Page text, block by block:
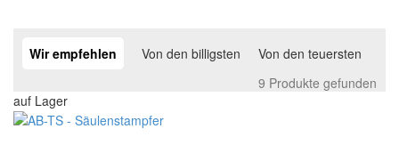
Wir empfehlen Von den billigsten
Von den teuersten
9 Produkte gefunden
auf Lager